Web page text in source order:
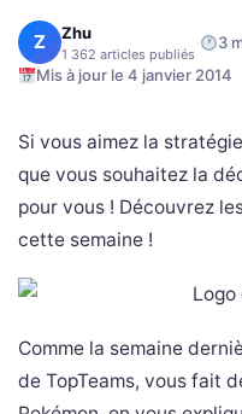
Z Zhu
1 362 articles publiés · 3
Mis à jour le 4 janvier 2014
Si vous aimez la
que vous souhaitez la
pour vous ! Découvrez
cette semaine !
Comme la semaine
de TopTeams, vous fait